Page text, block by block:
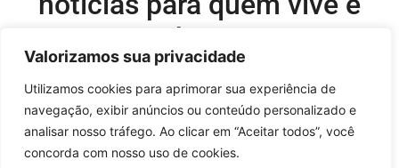
Valorizamos sua privacidade
Utilizamos cookies para aprimorar sua experiência de
navegação, exibir anúncios ou conteúdo personalizado e
analisar nosso tráfego. Ao clicar em “Aceitar todos”, você
concorda com nosso uso de cookies.
acompanha o esporte.
Editor-chefe e comercial do site:
Flavio Perez –flavio@onboardsports.net
+55 11 99949-8035